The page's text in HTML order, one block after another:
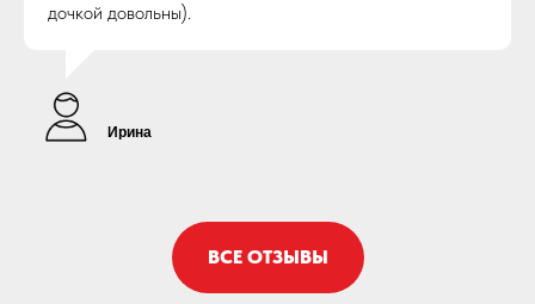
дочкой довольны).
Ирина
ВСЕ ОТЗЫВЫ